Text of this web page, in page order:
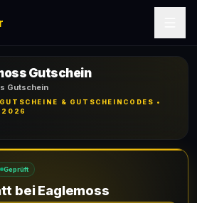
Gutschein
Gutschein
& GUTSCHEINCODES •
2026
Geprüft
bei Eaglemoss